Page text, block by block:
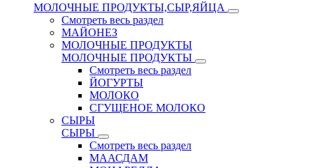
МОЛОЧНЫЕ ПРОДУКТЫ,СЫР,ЯЙЦА
Смотреть весь раздел
МАЙОНЕЗ
МОЛОЧНЫЕ ПРОДУКТЫ
МОЛОЧНЫЕ ПРОДУКТЫ
Смотреть весь раздел
ЙОГУРТЫ
МОЛОКО
СГУЩЕНОЕ МОЛОКО
СЫРЫ
СЫРЫ
Смотреть весь раздел
МААСДАМ